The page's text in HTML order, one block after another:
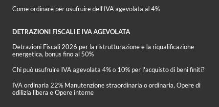
Come ordinare per usufruire dell'IVA agevolata al 4%
DETRAZIONI FISCALI E IVA AGEVOLATA
Detrazioni Fiscali 2026 per la ristrutturazione e la riqualificazione
energetica, bonus fino al 50%
Chi può usufruire IVA agevolata 4% o 10% per l'acquisto di beni finiti?
IVA ordinaria 22% Manutenzione straordinaria o ordinaria, Opere di
edilizia libera e Opere interne